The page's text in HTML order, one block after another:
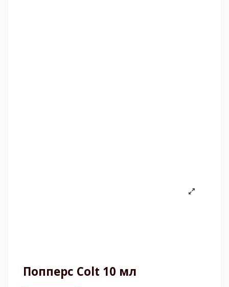
Попперс Colt 10 мл